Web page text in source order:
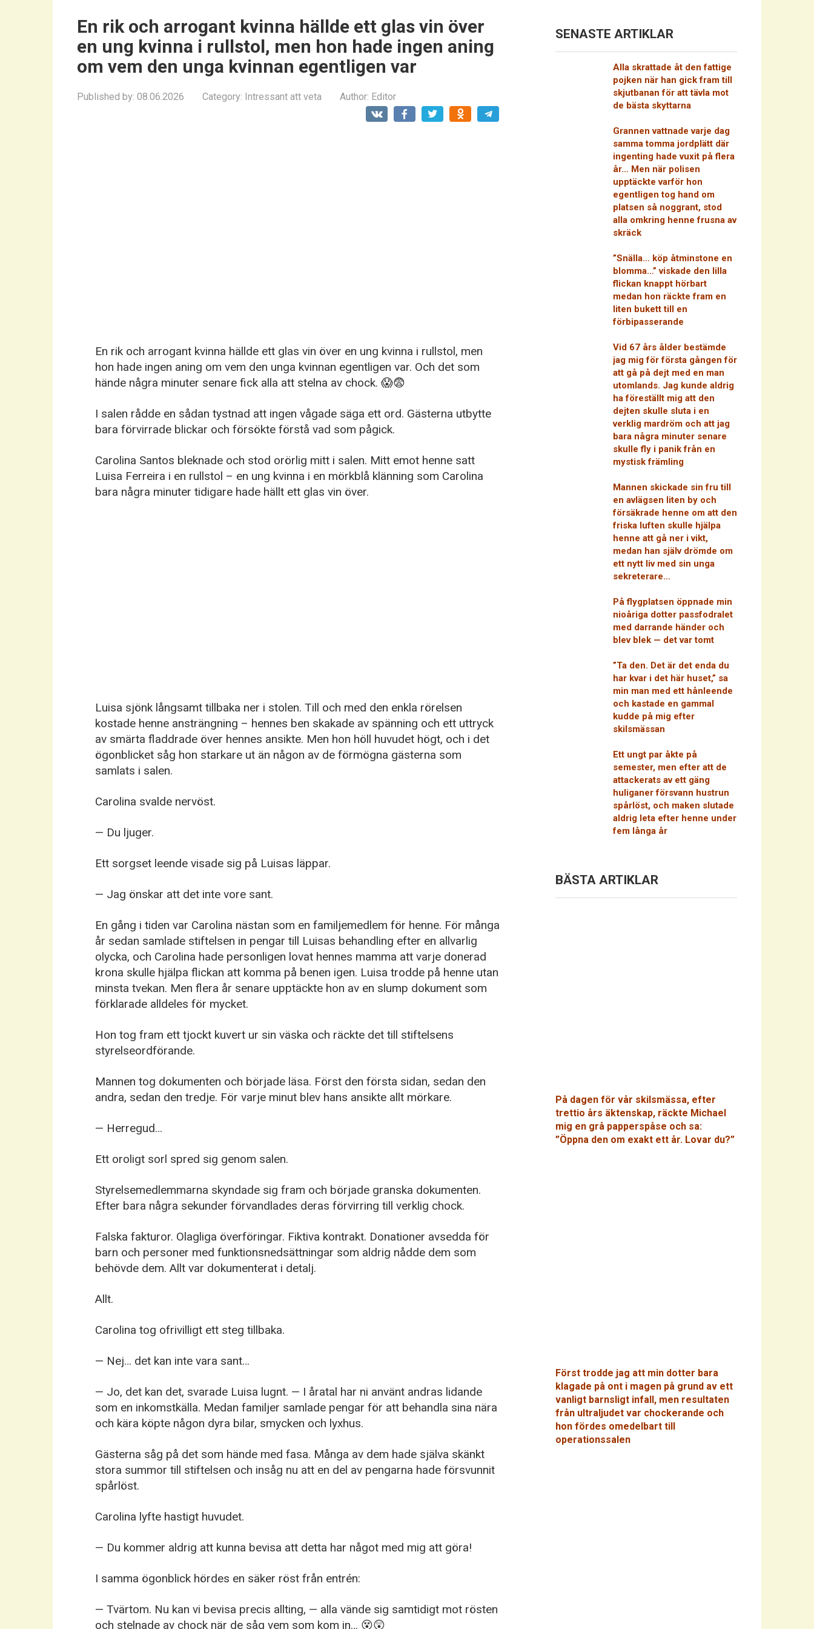
En rik och arrogant kvinna hällde ett glas vin över
en ung kvinna i rullstol, men hon hade ingen aning
om vem den unga kvinnan egentligen var
Published by: 08.06.2026 Category: Intressant att veta Author: Editor
En rik och arrogant kvinna hällde ett glas vin över en ung kvinna i rullstol, men
hon hade ingen aning om vem den unga kvinnan egentligen var. Och det som
hände några minuter senare fick alla att stelna av chock. 😱😨
I salen rådde en sådan tystnad att ingen vågade säga ett ord. Gästerna utbytte
bara förvirrade blickar och försökte förstå vad som pågick.
Carolina Santos bleknade och stod orörlig mitt i salen. Mitt emot henne satt
Luisa Ferreira i en rullstol – en ung kvinna i en mörkblå klänning som Carolina
bara några minuter tidigare hade hällt ett glas vin över.
Luisa sjönk långsamt tillbaka ner i stolen. Till och med den enkla rörelsen
kostade henne ansträngning – hennes ben skakade av spänning och ett uttryck
av smärta fladdrade över hennes ansikte. Men hon höll huvudet högt, och i det
ögonblicket såg hon starkare ut än någon av de förmögna gästerna som
samlats i salen.
Carolina svalde nervöst.
— Du ljuger.
Ett sorgset leende visade sig på Luisas läppar.
— Jag önskar att det inte vore sant.
En gång i tiden var Carolina nästan som en familjemedlem för henne. För många
år sedan samlade stiftelsen in pengar till Luisas behandling efter en allvarlig
olycka, och Carolina hade personligen lovat hennes mamma att varje donerad
krona skulle hjälpa flickan att komma på benen igen. Luisa trodde på henne utan
minsta tvekan. Men flera år senare upptäckte hon av en slump dokument som
förklarade alldeles för mycket.
Hon tog fram ett tjockt kuvert ur sin väska och räckte det till stiftelsens
styrelseordförande.
Mannen tog dokumenten och började läsa. Först den första sidan, sedan den
andra, sedan den tredje. För varje minut blev hans ansikte allt mörkare.
— Herregud…
Ett oroligt sorl spred sig genom salen.
Styrelsemedlemmarna skyndade sig fram och började granska dokumenten.
Efter bara några sekunder förvandlades deras förvirring till verklig chock.
Falska fakturor. Olagliga överföringar. Fiktiva kontrakt. Donationer avsedda för
barn och personer med funktionsnedsättningar som aldrig nådde dem som
behövde dem. Allt var dokumenterat i detalj.
Allt.
Carolina tog ofrivilligt ett steg tillbaka.
— Nej… det kan inte vara sant…
— Jo, det kan det, svarade Luisa lugnt. — I åratal har ni använt andras lidande
som en inkomstkälla. Medan familjer samlade pengar för att behandla sina nära
och kära köpte någon dyra bilar, smycken och lyxhus.
Gästerna såg på det som hände med fasa. Många av dem hade själva skänkt
stora summor till stiftelsen och insåg nu att en del av pengarna hade försvunnit
spårlöst.
Carolina lyfte hastigt huvudet.
— Du kommer aldrig att kunna bevisa att detta har något med mig att göra!
I samma ögonblick hördes en säker röst från entrén:
— Tvärtom. Nu kan vi bevisa precis allting, — alla vände sig samtidigt mot rösten
och stelnade av chock när de såg vem som kom in… 😵😲
SENASTE ARTIKLAR
Alla skrattade åt den fattige
pojken när han gick fram till
skjutbanan för att tävla mot
de bästa skyttarna
Grannen vattnade varje dag
samma tomma jordplätt där
ingenting hade vuxit på flera
år… Men när polisen
upptäckte varför hon
egentligen tog hand om
platsen så noggrant, stod
alla omkring henne frusna av
skräck
”Snälla… köp åtminstone en
blomma…” viskade den lilla
flickan knappt hörbart
medan hon räckte fram en
liten bukett till en
förbipasserande
Vid 67 års ålder bestämde
jag mig för första gången för
att gå på dejt med en man
utomlands. Jag kunde aldrig
ha föreställt mig att den
dejten skulle sluta i en
verklig mardröm och att jag
bara några minuter senare
skulle fly i panik från en
mystisk främling
Mannen skickade sin fru till
en avlägsen liten by och
försäkrade henne om att den
friska luften skulle hjälpa
henne att gå ner i vikt,
medan han själv drömde om
ett nytt liv med sin unga
sekreterare…
På flygplatsen öppnade min
nioåriga dotter passfodralet
med darrande händer och
blev blek — det var tomt
”Ta den. Det är det enda du
har kvar i det här huset,” sa
min man med ett hånleende
och kastade en gammal
kudde på mig efter
skilsmässan
Ett ungt par åkte på
semester, men efter att de
attackerats av ett gäng
huliganer försvann hustrun
spårlöst, och maken slutade
aldrig leta efter henne under
fem långa år
BÄSTA ARTIKLAR
På dagen för vår skilsmässa, efter
trettio års äktenskap, räckte Michael
mig en grå papperspåse och sa:
”Öppna den om exakt ett år. Lovar du?”
Först trodde jag att min dotter bara
klagade på ont i magen på grund av ett
vanligt barnsligt infall, men resultaten
från ultraljudet var chockerande och
hon fördes omedelbart till
operationssalen